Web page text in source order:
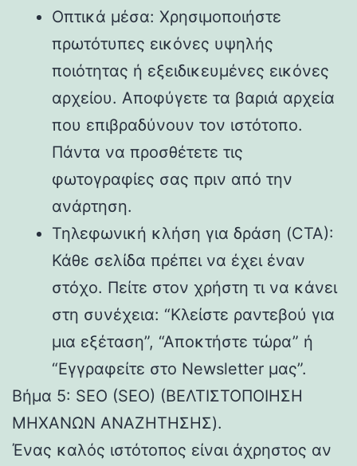
Οπτικά μέσα: Χρησιμοποιήστε
πρωτότυπες εικόνες υψηλής
ποιότητας ή εξειδικευμένες εικόνες
αρχείου. Αποφύγετε τα βαριά αρχεία
που επιβραδύνουν τον ιστότοπο.
Πάντα να προσθέτετε τις
φωτογραφίες σας πριν από την
ανάρτηση.
Τηλεφωνική κλήση για δράση (CTA):
Κάθε σελίδα πρέπει να έχει έναν
στόχο. Πείτε στον χρήστη τι να κάνει
στη συνέχεια: “Κλείστε ραντεβού για
μια εξέταση”, “Αποκτήστε τώρα” ή
“Εγγραφείτε στο Newsletter μας”.
Βήμα 5: SEO (SEO) (ΒΕΛΤΙΣΤΟΠΟΙΗΣΗ
ΜΗΧΑΝΩΝ ΑΝΑΖΗΤΗΣΗΣ).
Ένας καλός ιστότοπος είναι άχρηστος αν